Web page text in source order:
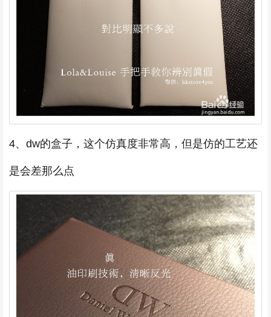
4、dw的盒子，这个仿真度非常高，但是仿的工艺还
是会差那么点